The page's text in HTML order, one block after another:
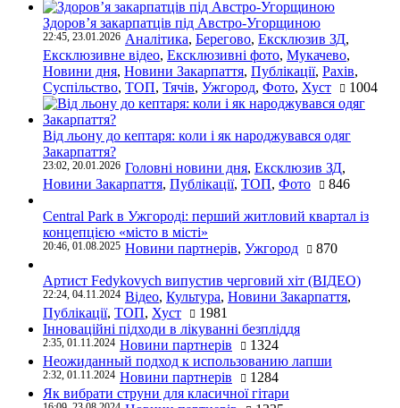
Здоров’я закарпатців під Австро-Угорщиною
22:45, 23.01.2026 Аналітика, Берегово, Ексклюзив ЗД,
Ексклюзивне відео, Ексклюзивні фото, Мукачево,
Новини дня, Новини Закарпаття, Публікації, Рахів,
Суспільство, ТОП, Тячів, Ужгород, Фото, Хуст 1004
Від льону до кептаря: коли і як народжувався одяг
Закарпаття?
23:02, 20.01.2026 Головні новини дня, Ексклюзив ЗД,
Новини Закарпаття, Публікації, ТОП, Фото 846
Central Park в Ужгороді: перший житловий квартал із
концепцією «місто в місті»
20:46, 01.08.2025 Новини партнерів, Ужгород 870
Артист Fedykovych випустив черговий хіт (ВІДЕО)
22:24, 04.11.2024 Відео, Культура, Новини Закарпаття,
Публікації, ТОП, Хуст
1981
Інноваційні підходи в лікуванні безпліддя
2:35, 01.11.2024 Новини партнерів
1324
Неожиданный подход к использованию лапши
2:32, 01.11.2024 Новини партнерів
1284
Як вибрати струни для класичної гітари